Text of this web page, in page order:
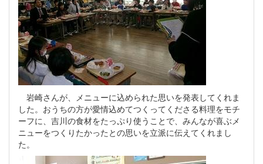
岩崎さんが、メニューに込められた思いを発表してくれま
した。おうちの方が愛情込めてつくってくださる料理をモチ
ーフに、吉川の食材をたっぷり使うことで、みんなが喜ぶメ
ニューをつくりたかったとの思いを立派に伝えてくれまし
た。